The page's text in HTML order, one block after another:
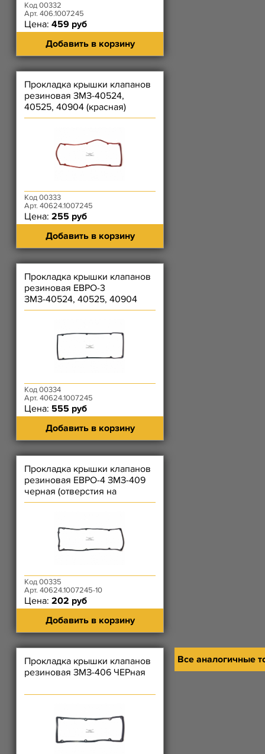
Код 00332
Арт. 406.1007245
Цена: 459 руб
Добавить в корзину
Прокладка крышки клапанов
резиновая ЗМЗ-40524,
40525, 40904 (красная)
Код 00333
Арт. 40624.1007245
Цена: 255 руб
Добавить в корзину
Прокладка крышки клапанов
резиновая ЕВРО-3
ЗМЗ-40524, 40525, 40904
(чёрная)
Код 00334
Арт. 40624.1007245
Цена: 555 руб
Добавить в корзину
Прокладка крышки клапанов
резиновая ЕВРО-4 ЗМЗ-409
черная (отверстия на
короткой стороне)
Код 00335
Арт. 40624.1007245-10
Цена: 202 руб
Добавить в корзину
Прокладка крышки клапанов
резиновая ЗМЗ-406 ЧЕРная
Все аналогичные